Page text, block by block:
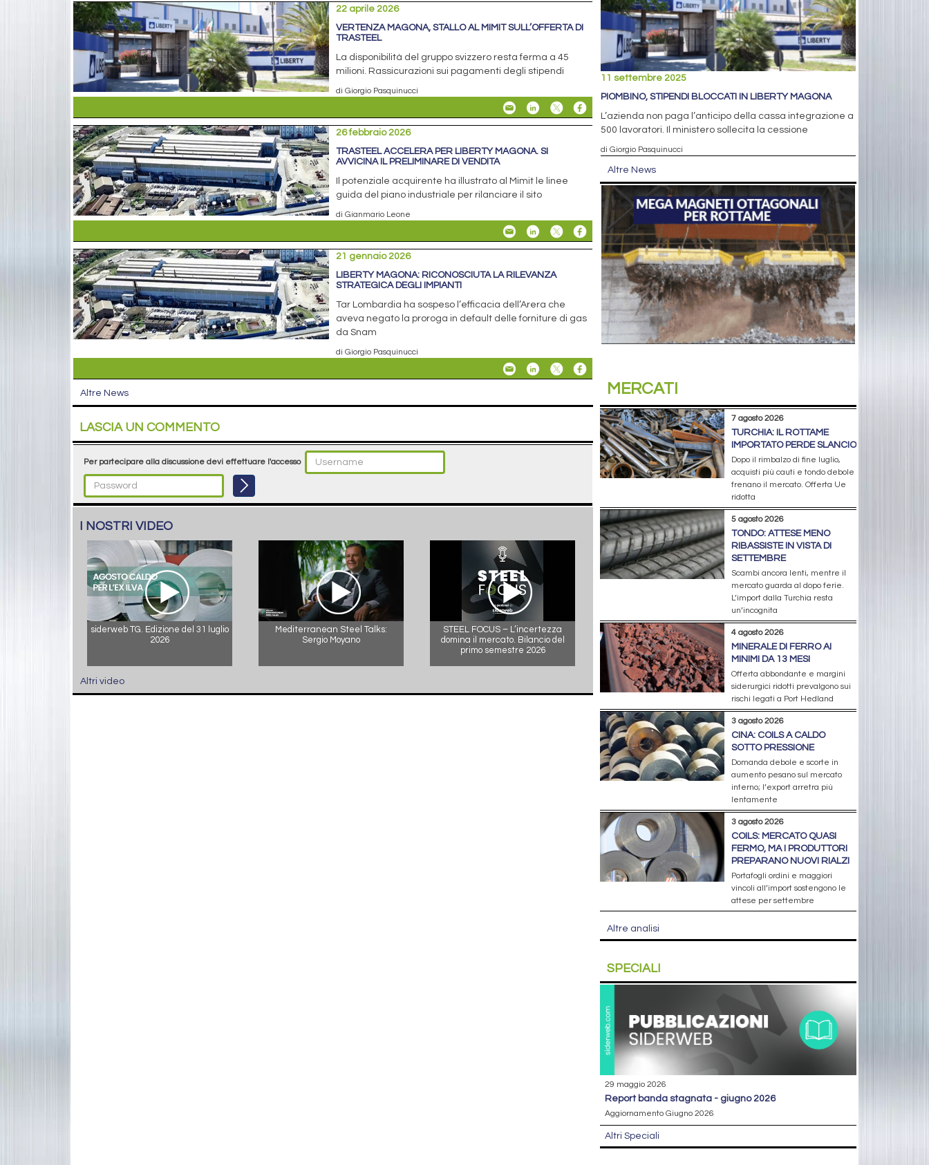
22 aprile 2026
VERTENZA MAGONA, STALLO AL MIMIT SULL’OFFERTA DI
TRASTEEL
La disponibilità del gruppo svizzero resta ferma a 45
milioni. Rassicurazioni sui pagamenti degli stipendi
di Giorgio Pasquinucci
26 febbraio 2026
TRASTEEL ACCELERA PER LIBERTY MAGONA. SI
AVVICINA IL PRELIMINARE DI VENDITA
Il potenziale acquirente ha illustrato al Mimit le linee
guida del piano industriale per rilanciare il sito
di Gianmario Leone
21 gennaio 2026
LIBERTY MAGONA: RICONOSCIUTA LA RILEVANZA
STRATEGICA DEGLI IMPIANTI
Tar Lombardia ha sospeso l’efficacia dell’Arera che
aveva negato la proroga in default delle forniture di gas
da Snam
di Giorgio Pasquinucci
Altre News
LASCIA UN COMMENTO
Per partecipare alla discussione devi effettuare l'accesso
I NOSTRI VIDEO
siderweb TG. Edizione del 31 luglio
2026
Mediterranean Steel Talks:
Sergio Moyano
STEEL FOCUS – L’incertezza
domina il mercato. Bilancio del
primo semestre 2026
Altri video
11 settembre 2025
PIOMBINO, STIPENDI BLOCCATI IN LIBERTY MAGONA
L’azienda non paga l’anticipo della cassa integrazione a
500 lavoratori. Il ministero sollecita la cessione
di Giorgio Pasquinucci
Altre News
MERCATI
7 agosto 2026
TURCHIA: IL ROTTAME
IMPORTATO PERDE SLANCIO
Dopo il rimbalzo di fine luglio,
acquisti più cauti e tondo debole
frenano il mercato. Offerta Ue
ridotta
5 agosto 2026
TONDO: ATTESE MENO
RIBASSISTE IN VISTA DI
SETTEMBRE
Scambi ancora lenti, mentre il
mercato guarda al dopo ferie.
L’import dalla Turchia resta
un’incognita
4 agosto 2026
MINERALE DI FERRO AI
MINIMI DA 13 MESI
Offerta abbondante e margini
siderurgici ridotti prevalgono sui
rischi legati a Port Hedland
3 agosto 2026
CINA: COILS A CALDO
SOTTO PRESSIONE
Domanda debole e scorte in
aumento pesano sul mercato
interno; l’export arretra più
lentamente
3 agosto 2026
COILS: MERCATO QUASI
FERMO, MA I PRODUTTORI
PREPARANO NUOVI RIALZI
Portafogli ordini e maggiori
vincoli all’import sostengono le
attese per settembre
Altre analisi
SPECIALI
29 maggio 2026
report banda stagnata - giugno 2026
Aggiornamento Giugno 2026
Altri Speciali